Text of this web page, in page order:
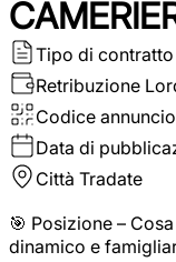
Tipo di contratto
Retribuzione
Codice annuncio
Data di
Città Tradate
🎯 Posizione –
dinamico e